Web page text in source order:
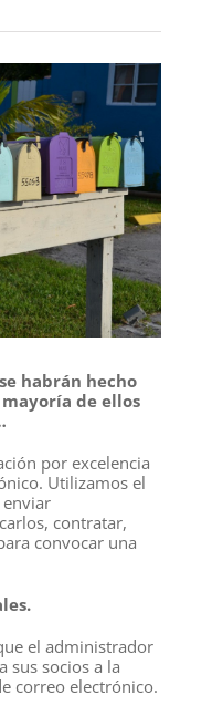
habrán hecho
de ellos
por excelencia
Utilizamos el
enviar
contratar,
convocar una
el administrador
sus socios a la
correo electrónico.